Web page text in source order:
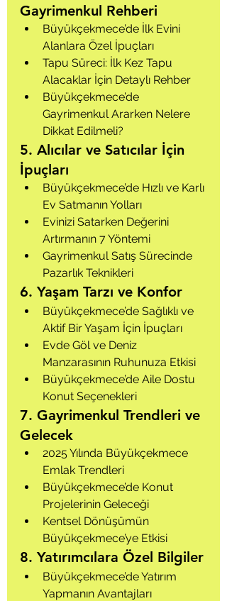
Gayrimenkul Rehberi
Büyükçekmece’de İlk Evini
Alanlara Özel İpuçları
Tapu Süreci: İlk Kez Tapu
Alacaklar İçin Detaylı Rehber
Büyükçekmece’de
Gayrimenkul Ararken Nelere
Dikkat Edilmeli?
5. Alıcılar ve Satıcılar İçin
İpuçları
Büyükçekmece’de Hızlı ve Karlı
Ev Satmanın Yolları
Evinizi Satarken Değerini
Artırmanın 7 Yöntemi
Gayrimenkul Satış Sürecinde
Pazarlık Teknikleri
6. Yaşam Tarzı ve Konfor
Büyükçekmece’de Sağlıklı ve
Aktif Bir Yaşam İçin İpuçları
Evde Göl ve Deniz
Manzarasının Ruhunuza Etkisi
Büyükçekmece’de Aile Dostu
Konut Seçenekleri
7. Gayrimenkul Trendleri ve
Gelecek
2025 Yılında Büyükçekmece
Emlak Trendleri
Büyükçekmece’de Konut
Projelerinin Geleceği
Kentsel Dönüşümün
Büyükçekmece’ye Etkisi
8. Yatırımcılara Özel Bilgiler
Büyükçekmece’de Yatırım
Yapmanın Avantajları